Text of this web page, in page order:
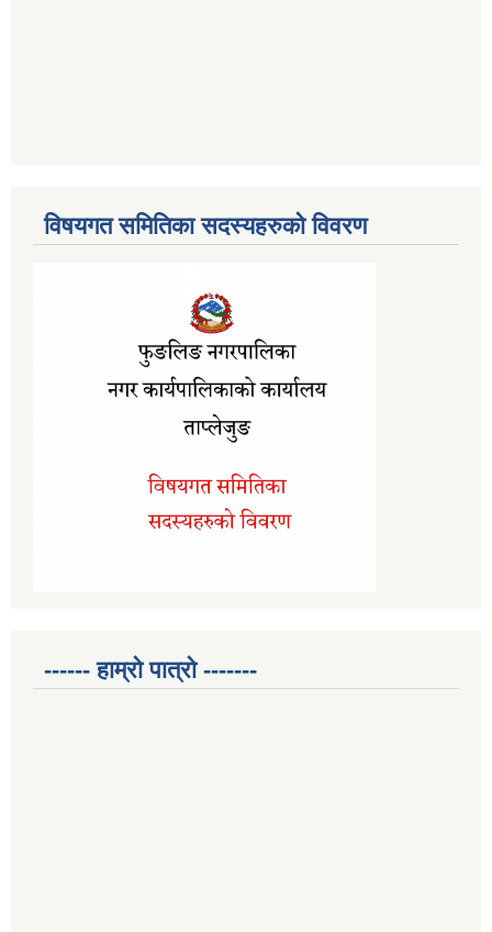
विषयगत समितिका सदस्यहरुको विवरण
------ हाम्रो पात्रो -------